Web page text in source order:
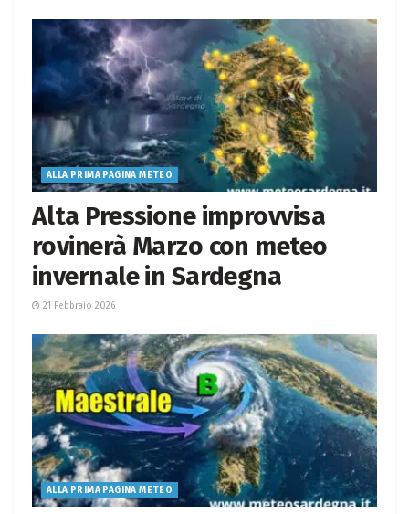
ALLA PRIMA PAGINA METEO
Alta Pressione improvvisa
rovinerà Marzo con meteo
invernale in Sardegna
21 Febbraio 2026
ALLA PRIMA PAGINA METEO